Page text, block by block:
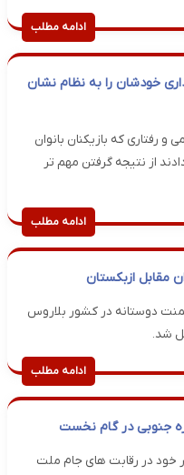
ادامه مطلب
خودشان را به نظام نشان
رفتاری که بازیکنان بانوان
از نتیجه گرفتن مهم تر
ادامه مطلب
مقابل ازبکستان
دوستانه در کشور بلاروس
شد.
ادامه مطلب
جنوبی در گام نخست
خود در رقابت های جام ملت